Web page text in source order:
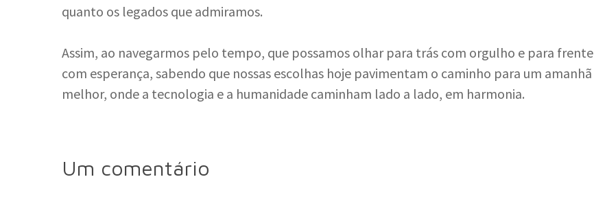
quanto os legados que admiramos.
Assim, ao navegarmos pelo tempo, que possamos olhar para trás com orgulho e para frente
com esperança, sabendo que nossas escolhas hoje pavimentam o caminho para um amanhã
melhor, onde a tecnologia e a humanidade caminham lado a lado, em harmonia.
Um comentário